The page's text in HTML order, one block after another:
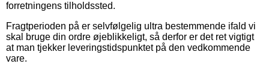
forretningens tilholdssted.
Fragtperioden på er selvfølgelig ultra bestemmende ifald vi
skal bruge din ordre øjeblikkeligt, så derfor er det ret vigtigt
at man tjekker leveringstidspunktet på den vedkommende
vare.